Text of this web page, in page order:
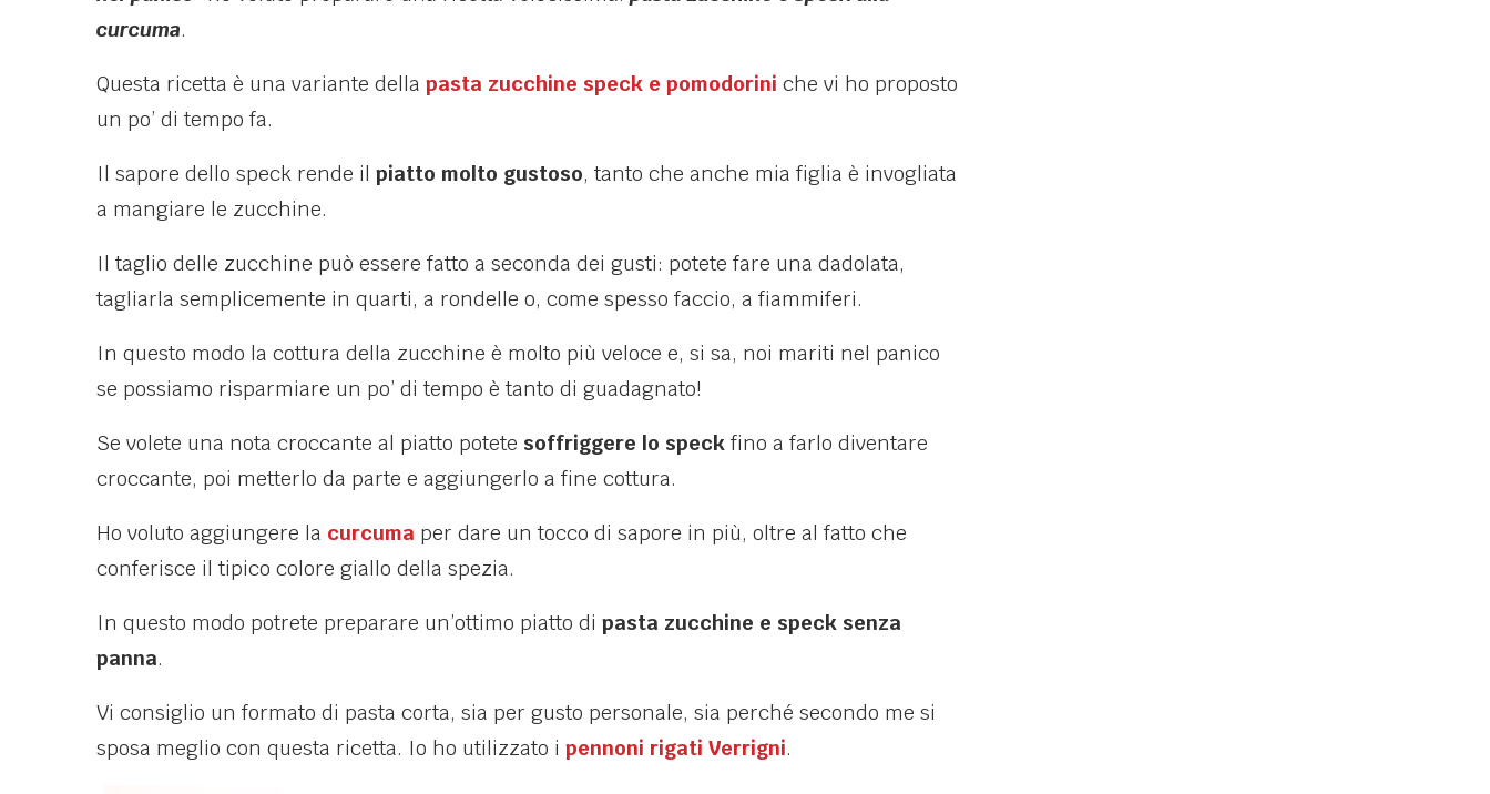
curcuma.
Questa ricetta è una variante della pasta zucchine speck e pomodorini che vi ho proposto
un po’ di tempo fa.
Il sapore dello speck rende il piatto molto gustoso, tanto che anche mia figlia è invogliata
a mangiare le zucchine.
Il taglio delle zucchine può essere fatto a seconda dei gusti: potete fare una dadolata,
tagliarla semplicemente in quarti, a rondelle o, come spesso faccio, a fiammiferi.
In questo modo la cottura della zucchine è molto più veloce e, si sa, noi mariti nel panico
se possiamo risparmiare un po’ di tempo è tanto di guadagnato!
Se volete una nota croccante al piatto potete soffriggere lo speck fino a farlo diventare
croccante, poi metterlo da parte e aggiungerlo a fine cottura.
Ho voluto aggiungere la curcuma per dare un tocco di sapore in più, oltre al fatto che
conferisce il tipico colore giallo della spezia.
In questo modo potrete preparare un’ottimo piatto di pasta zucchine e speck senza
panna.
Vi consiglio un formato di pasta corta, sia per gusto personale, sia perché secondo me si
sposa meglio con questa ricetta. Io ho utilizzato i pennoni rigati Verrigni.